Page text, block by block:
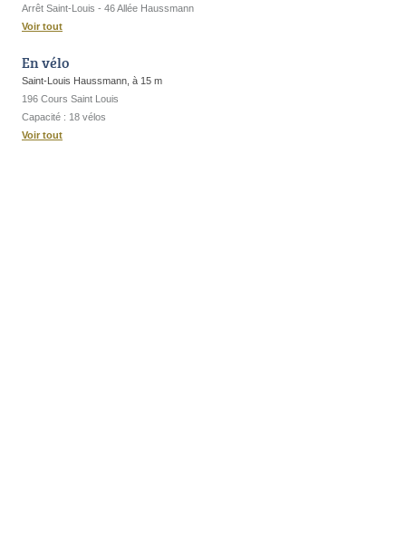
Arrêt Saint-Louis - 46 Allée Haussmann
Voir tout
En vélo
Saint-Louis Haussmann, à 15 m
196 Cours Saint Louis
Capacité : 18 vélos
Voir tout